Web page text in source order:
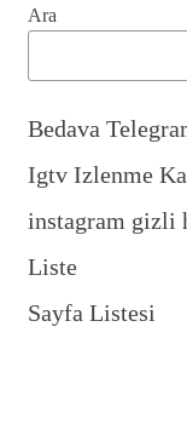
Ara
Bedava
Igtv Izlenme
instagram gizli
Liste
Sayfa Listesi